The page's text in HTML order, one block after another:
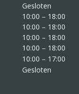
Gesloten
10:00 – 18:00
10:00 – 18:00
10:00 – 18:00
10:00 – 18:00
10:00 – 17:00
Gesloten